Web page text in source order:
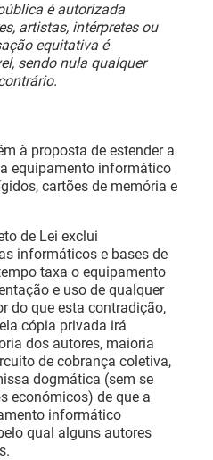
é autorizada
artistas, intérpretes ou
equitativa é
sendo nula qualquer
à proposta de estender a
equipamento informático
cartões de memória e
de Lei exclui
informáticos e bases de
taxa o equipamento
e uso de qualquer
do que esta contradição,
cópia privada irá
dos autores, maioria
de cobrança coletiva,
dogmática (sem se
económicos) de que a
informático
qual alguns autores